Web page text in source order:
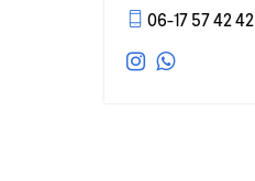
06-17 57 42 42